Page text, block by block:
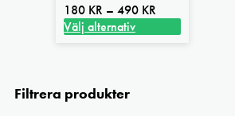
180 KR – 490 KR
180 kr
Välj alternativ
har
Filtrera produkter